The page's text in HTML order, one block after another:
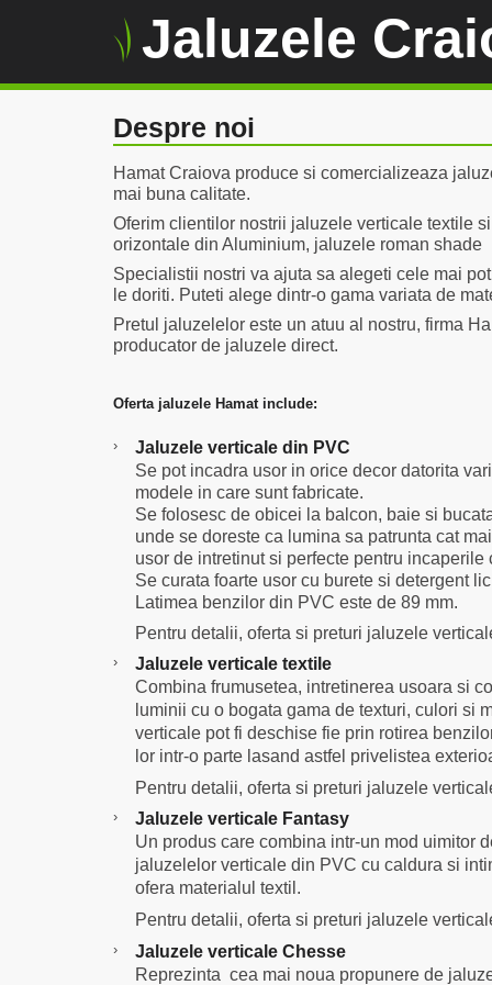
Jaluzele
Despre noi
Hamat Craiova produce si comercializeaza
mai buna calitate.
Oferim clientilor nostrii jaluzele verticale textile
orizontale din Aluminium, jaluzele roman shade
Specialistii nostri va ajuta sa alegeti cele mai
le doriti. Puteti alege dintr-o gama variata de
Pretul jaluzelelor este un atuu al nostru, firma
producator de jaluzele direct.
Oferta jaluzele Hamat include:
›
Jaluzele verticale din PVC
Se pot incadra usor in orice decor datorita
modele in care sunt fabricate.
Se folosesc de obicei la balcon, baie si
unde se doreste ca lumina sa patrunta cat
usor de intretinut si perfecte pentru incaperile
Se curata foarte usor cu burete si detergent
Latimea benzilor din PVC este de 89 mm.
Pentru detalii, oferta si preturi jaluzele
›
Jaluzele verticale textile
Combina frumusetea, intretinerea usoara si
luminii cu o bogata gama de texturi, culori si
verticale pot fi deschise fie prin rotirea
lor intr-o parte lasand astfel privelistea
Pentru detalii, oferta si preturi jaluzele
›
Jaluzele verticale Fantasy
Un produs care combina intr-un mod uimitor
jaluzelelor verticale din PVC cu caldura si
ofera materialul textil.
Pentru detalii, oferta si preturi jaluzele
›
Jaluzele verticale Chesse
Reprezinta cea mai noua propunere de